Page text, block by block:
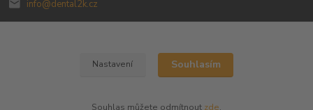
info@dental2k.cz
Dental 2K s.r.o
Nastavení Souhlasím
Souhlas můžete odmítnout zde.